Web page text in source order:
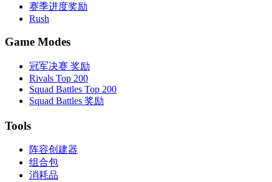
赛季进度奖励
Rush
Game Modes
冠军决赛 奖励
Rivals Top 200
Squad Battles Top 200
Squad Battles 奖励
Tools
阵容创建器
组合包
消耗品